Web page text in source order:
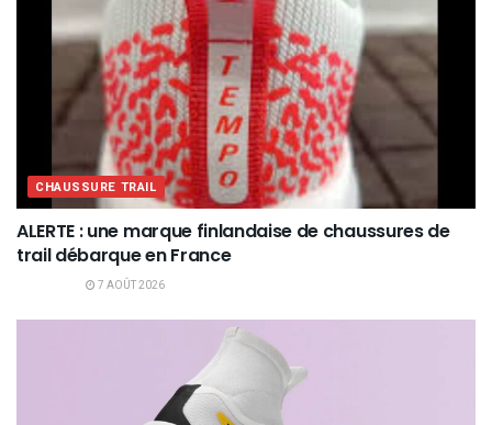
CHAUSSURE TRAIL
ALERTE : une marque finlandaise de chaussures de
trail débarque en France
7 AOÛT 2026